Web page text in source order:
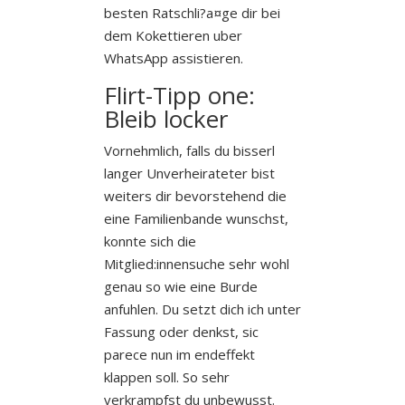
besten Ratschli?a¤ge dir bei
dem Kokettieren uber
WhatsApp assistieren.
Flirt-Tipp one:
Bleib locker
Vornehmlich, falls du bisserl
langer Unverheirateter bist
weiters dir bevorstehend die
eine Familienbande wunschst,
konnte sich die
Mitglied:innensuche sehr wohl
genau so wie eine Burde
anfuhlen. Du setzt dich ich unter
Fassung oder denkst, sic
parece nun im endeffekt
klappen soll. So sehr
verkrampfst du unbewusst.